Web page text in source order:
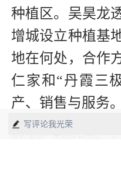
种植区。吴昊龙
增城设立种植基
地在何处，合作
仁家和“丹霞三
产、销售与服务。
写评论我光荣